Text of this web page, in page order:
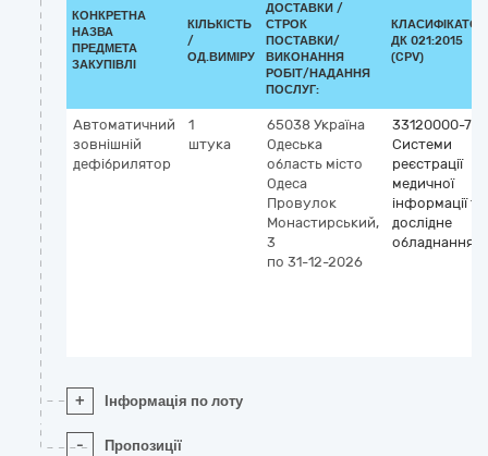
КОНКРЕТНА
НАЗВА
ПРЕДМЕТА
ЗАКУПІВЛІ
КІЛЬКІСТЬ
/
ОД.ВИМІРУ
ДОСТАВКИ /
СТРОК
ПОСТАВКИ/
ВИКОНАННЯ
РОБІТ/НАДАННЯ
ПОСЛУГ:
КЛАСИФІКАТОР
ДК 021:2015
(CPV)
Автоматичний
зовнішній
дефібрилятор
1
штука
65038 Україна
Одеська
область місто
Одеса
Провулок
Монастирський,
3
по 31-12-2026
33120000-7
Системи
реєстрації
медичної
інформації та
дослідне
обладнання
+ Інформація по лоту
- Пропозиції